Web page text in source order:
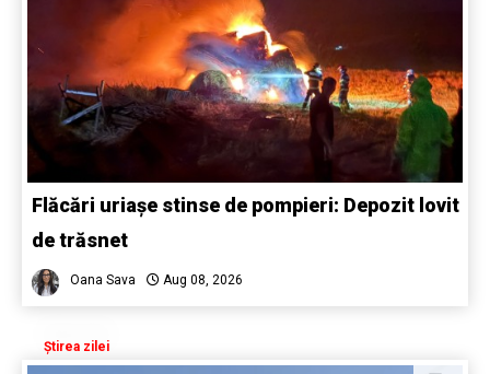
Flăcări uriașe stinse de pompieri: Depozit lovit
de trăsnet
Oana Sava Aug 08, 2026
Știrea zilei